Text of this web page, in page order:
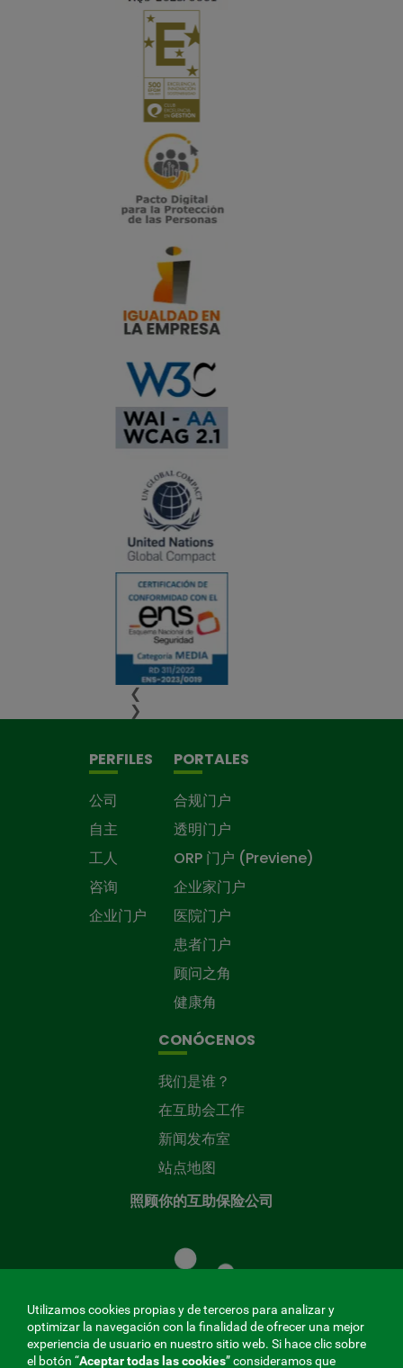
❮
❯
PERFILES
公司
自主
工人
咨询
企业门户
PORTALES
合规门户
透明门户
ORP 门户 (Previene)
企业家门户
医院门户
患者门户
顾问之角
健康角
CONÓCENOS
我们是谁？
在互助会工作
新闻发布室
站点地图
照顾你的互助保险公司
共
同
基
Utilizamos cookies propias y de terceros para analizar y
optimizar la navegación con la finalidad de ofrecer una mejor
experiencia de usuario en nuestro sitio web. Si hace clic sobre
el botón “Aceptar todas las cookies” consideramos que